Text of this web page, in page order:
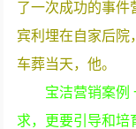
了一次成功的事件
宾利埋在自家后院
车葬当天，他。
宝洁营销案例
求，更要引导和培